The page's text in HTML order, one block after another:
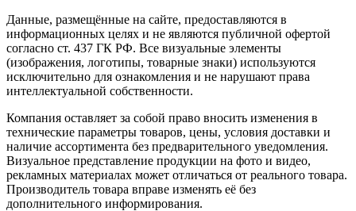
Данные, размещённые на сайте, предоставляются в
информационных целях и не являются публичной офертой
согласно ст. 437 ГК РФ. Все визуальные элементы
(изображения, логотипы, товарные знаки) используются
исключительно для ознакомления и не нарушают права
интеллектуальной собственности.
Компания оставляет за собой право вносить изменения в
технические параметры товаров, цены, условия доставки и
наличие ассортимента без предварительного уведомления.
Визуальное представление продукции на фото и видео,
рекламных материалах может отличаться от реального товара.
Производитель товара вправе изменять её без
дополнительного информирования.